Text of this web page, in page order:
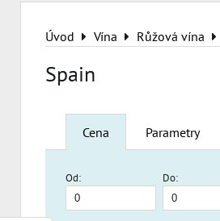
Úvod Vína Růžová vína
Spain
Cena Parametry
Od: Do: